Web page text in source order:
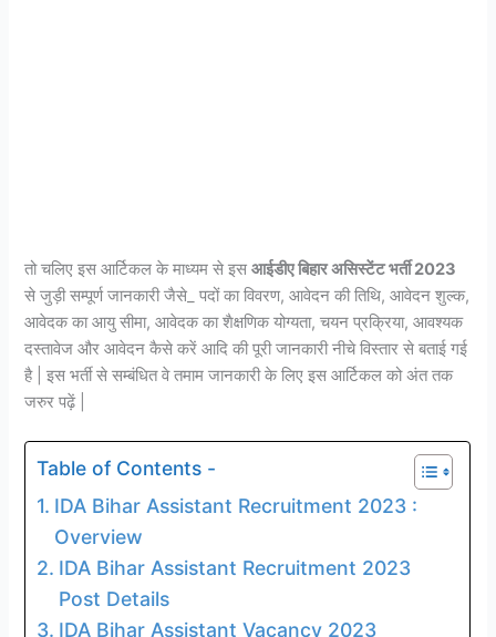
तो चलिए इस आर्टिकल के माध्यम से इसआईडीए बिहार असिस्टेंट भर्ती 2023
से जुड़ी सम्पूर्ण जानकारी जैसे_ पदों का विवरण, आवेदन की तिथि, आवेदन शुल्क,
आवेदक का आयु सीमा, आवेदक का शैक्षणिक योग्यता, चयन प्रक्रिया, आवश्यक
दस्तावेज और आवेदन कैसे करें आदि की पूरी जानकारी नीचे विस्तार से बताई गई
है | इस भर्ती से सम्बंधित वे तमाम जानकारी के लिए इस आर्टिकल को अंत तक
जरुर पढ़ें |
Table of Contents -
IDA Bihar Assistant Recruitment 2023 :
Overview
IDA Bihar Assistant Recruitment 2023
Post Details
IDA Bihar Assistant Vacancy 2023